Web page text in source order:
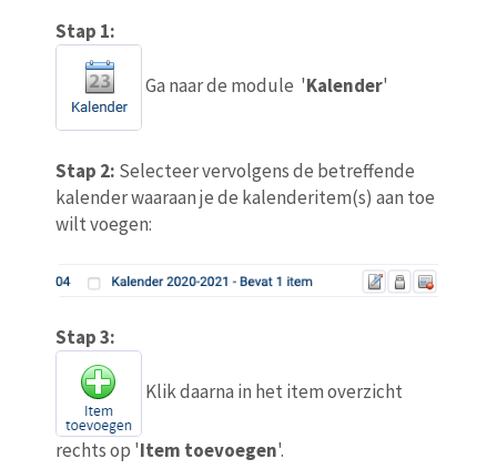
Stap 1:
Ga naar de module 'Kalender'
Stap 2: Selecteer vervolgens de betreffende
kalender waaraan je de kalenderitem(s) aan toe
wilt voegen:
Stap 3:
Klik daarna in het item overzicht
rechts op 'Item toevoegen'.